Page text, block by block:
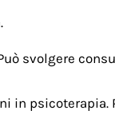
svolgere
in psicoterapia.